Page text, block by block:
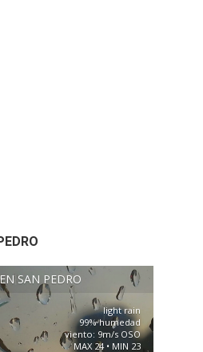
SAN PEDRO
light rain
99% humedad
viento: 9m/s OSO
MAX 24 • MIN 23